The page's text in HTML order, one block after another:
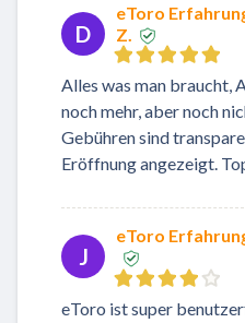
D
eToro
Z.
Alles was man braucht,
noch mehr, aber noch
Gebühren sind
Eröffnung angezeigt.
J
eToro
eToro ist super